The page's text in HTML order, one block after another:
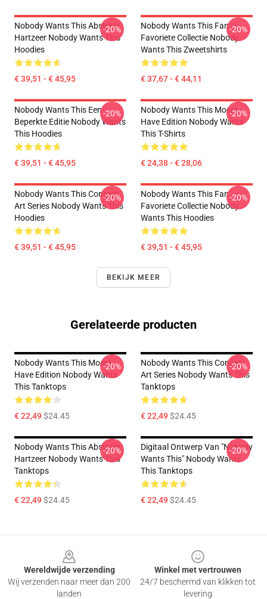
Nobody Wants This Abstract
Hartzeer Nobody Wants This
Hoodies
€ 39,51 - € 45,95
-20%
Nobody Wants This Fan
Favoriete Collectie Nobody
Wants This Zweetshirts
€ 37,67 - € 44,11
-20%
Nobody Wants This Een
Beperkte Editie Nobody Wants
This Hoodies
€ 39,51 - € 45,95
-20%
Nobody Wants This Moest-
Have Edition Nobody Wants
This T-Shirts
€ 24,38 - € 28,06
-20%
Nobody Wants This Concept
Art Series Nobody Wants This
Hoodies
€ 39,51 - € 45,95
-20%
Nobody Wants This Fan
Favoriete Collectie Nobody
Wants This Hoodies
€ 39,51 - € 45,95
-20%
BEKIJK MEER
Gerelateerde producten
Nobody Wants This Moest-
Have Edition Nobody Wants
This Tanktops
€ 22,49$24.45
-20%
Nobody Wants This Concept
Art Series Nobody Wants This
Tanktops
€ 22,49$24.45
-20%
Nobody Wants This Abstract
Hartzeer Nobody Wants This
Tanktops
€ 22,49$24.45
-20%
Digitaal Ontwerp Van "Nobody
Wants This" Nobody Wants
This Tanktops
€ 22,49$24.45
-20%
Wereldwijde verzending
Wij verzenden naar meer dan 200
landen
Winkel met vertrouwen
24/7 beschermd van klikken tot
levering